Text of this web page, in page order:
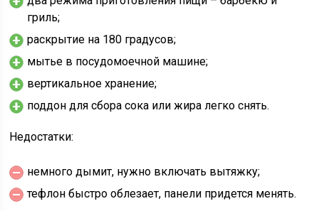
гриль;
раскрытие на 180 градусов;
мытье в посудомоечной машине;
вертикальное хранение;
поддон для сбора сока или жира легко снять.
Недостатки:
немного дымит, нужно включать вытяжку;
тефлон быстро облезает, панели придется менять.